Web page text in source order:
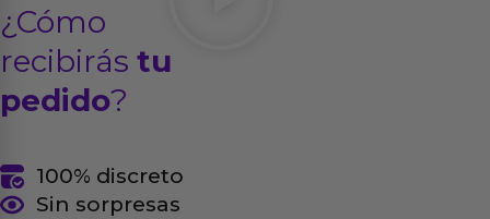
¿Cómo
recibirás tu
pedido?
100% discreto
Sin sorpresas